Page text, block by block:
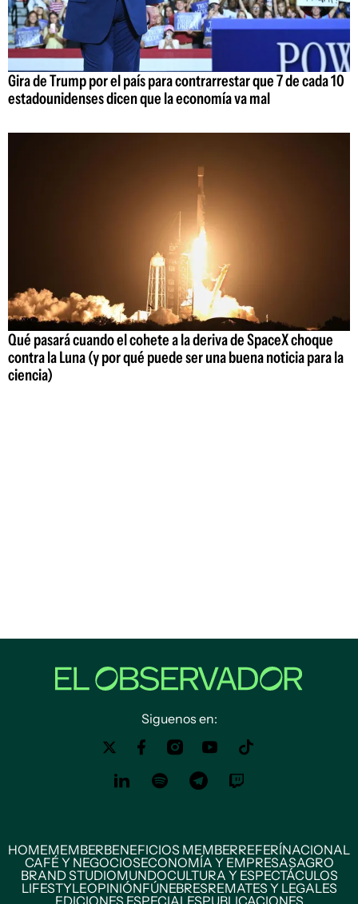
Gira de Trump por el país para contrarrestar que 7 de cada 10
estadounidenses dicen que la economía va mal
Qué pasará cuando el cohete a la deriva de SpaceX choque
contra la Luna (y por qué puede ser una buena noticia para la
ciencia)
Siguenos en:
HOMEMEMBERBENEFICIOS MEMBERREFERÍNACIONAL
CAFÉ Y NEGOCIOSECONOMÍA Y EMPRESASAGRO
BRAND STUDIOMUNDOCULTURA Y ESPECTÁCULOS
LIFESTYLEOPINIÓNFÚNEBRESREMATES Y LEGALES